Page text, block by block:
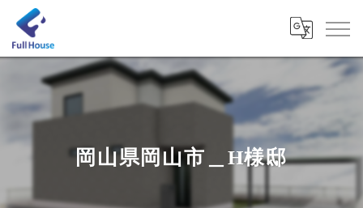
岡山県岡山市＿H様邸